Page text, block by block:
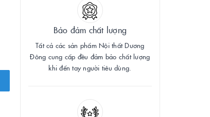
Bảo đảm chất lượng
Tất cả các sản phẩm Nội thất Dương
Đông cung cấp đều đảm bảo chất lượng
khi đến tay người tiêu dùng.